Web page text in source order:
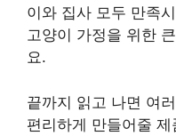
이와 집사 모두 만족
고양이 가정을 위한
요.
끝까지 읽고 나면 여
편리하게 만들어줄